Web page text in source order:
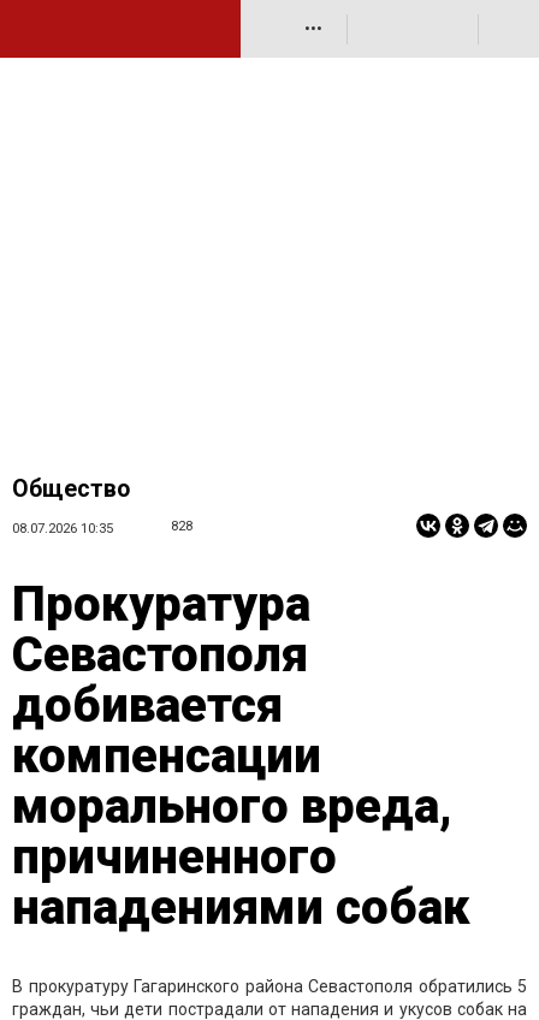
•••
Общество
08.07.2026 10:35 828
Прокуратура
Севастополя
добивается
компенсации
морального вреда,
причиненного
нападениями собак
В прокуратуру Гагаринского района Севастополя обратились 5
граждан, чьи дети пострадали от нападения и укусов собак на